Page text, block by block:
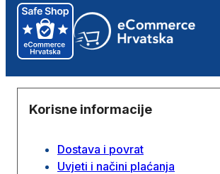
Korisne informacije
Dostava i povrat
Uvjeti i načini plaćanja